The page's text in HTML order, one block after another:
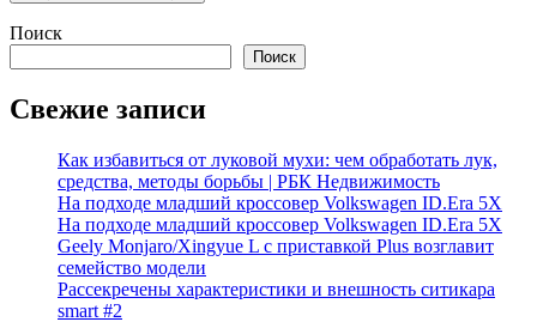
Поиск
Поиск
Свежие записи
Как избавиться от луковой мухи: чем обработать лук,
средства, методы борьбы | РБК Недвижимость
На подходе младший кроссовер Volkswagen ID.Era 5X
На подходе младший кроссовер Volkswagen ID.Era 5X
Geely Monjaro/Xingyue L с приставкой Plus возглавит
семейство модели
Рассекречены характеристики и внешность ситикара
smart #2